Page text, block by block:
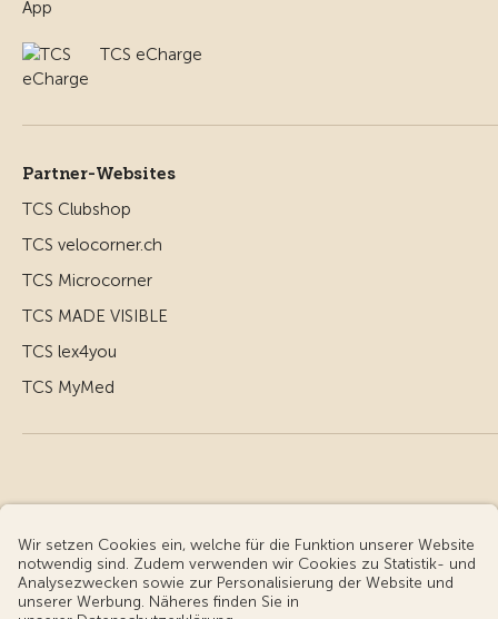
TCS eCharge
Partner-Websites
TCS Clubshop
TCS velocorner.ch
TCS Microcorner
TCS MADE VISIBLE
TCS lex4you
TCS MyMed